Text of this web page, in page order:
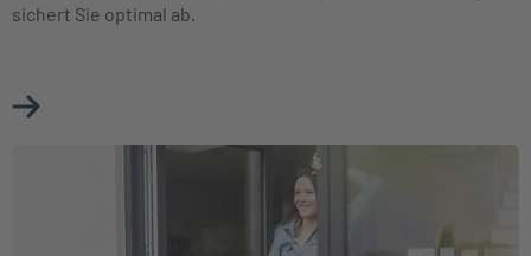
sichert Sie optimal ab.
Mehr über Haftpflichtversicherung erfahren
Weiter zu Wohngebäudeversicherung